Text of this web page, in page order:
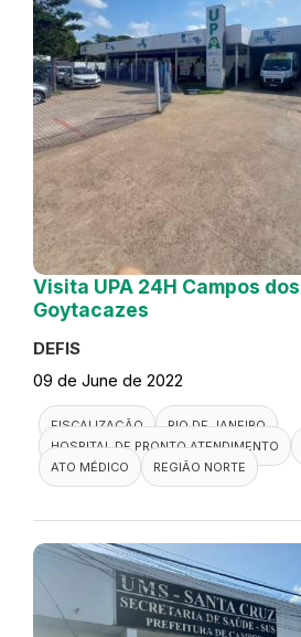
Visita UPA 24H Campos dos
Goytacazes
DEFIS
09 de June de 2022
FISCALIZAÇÃO
RIO DE JANEIRO
HOSPITAL DE PRONTO ATENDIMENTO
ATO MÉDICO
REGIÃO NORTE